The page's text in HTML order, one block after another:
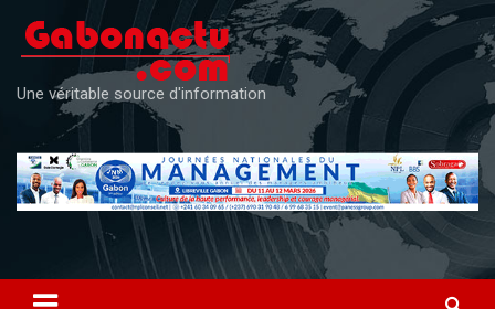
content
Une véritable source d'information